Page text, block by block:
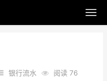
银行流水 阅读 76